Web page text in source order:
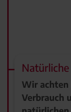
Natürliche
Wir achten
Verbrauch